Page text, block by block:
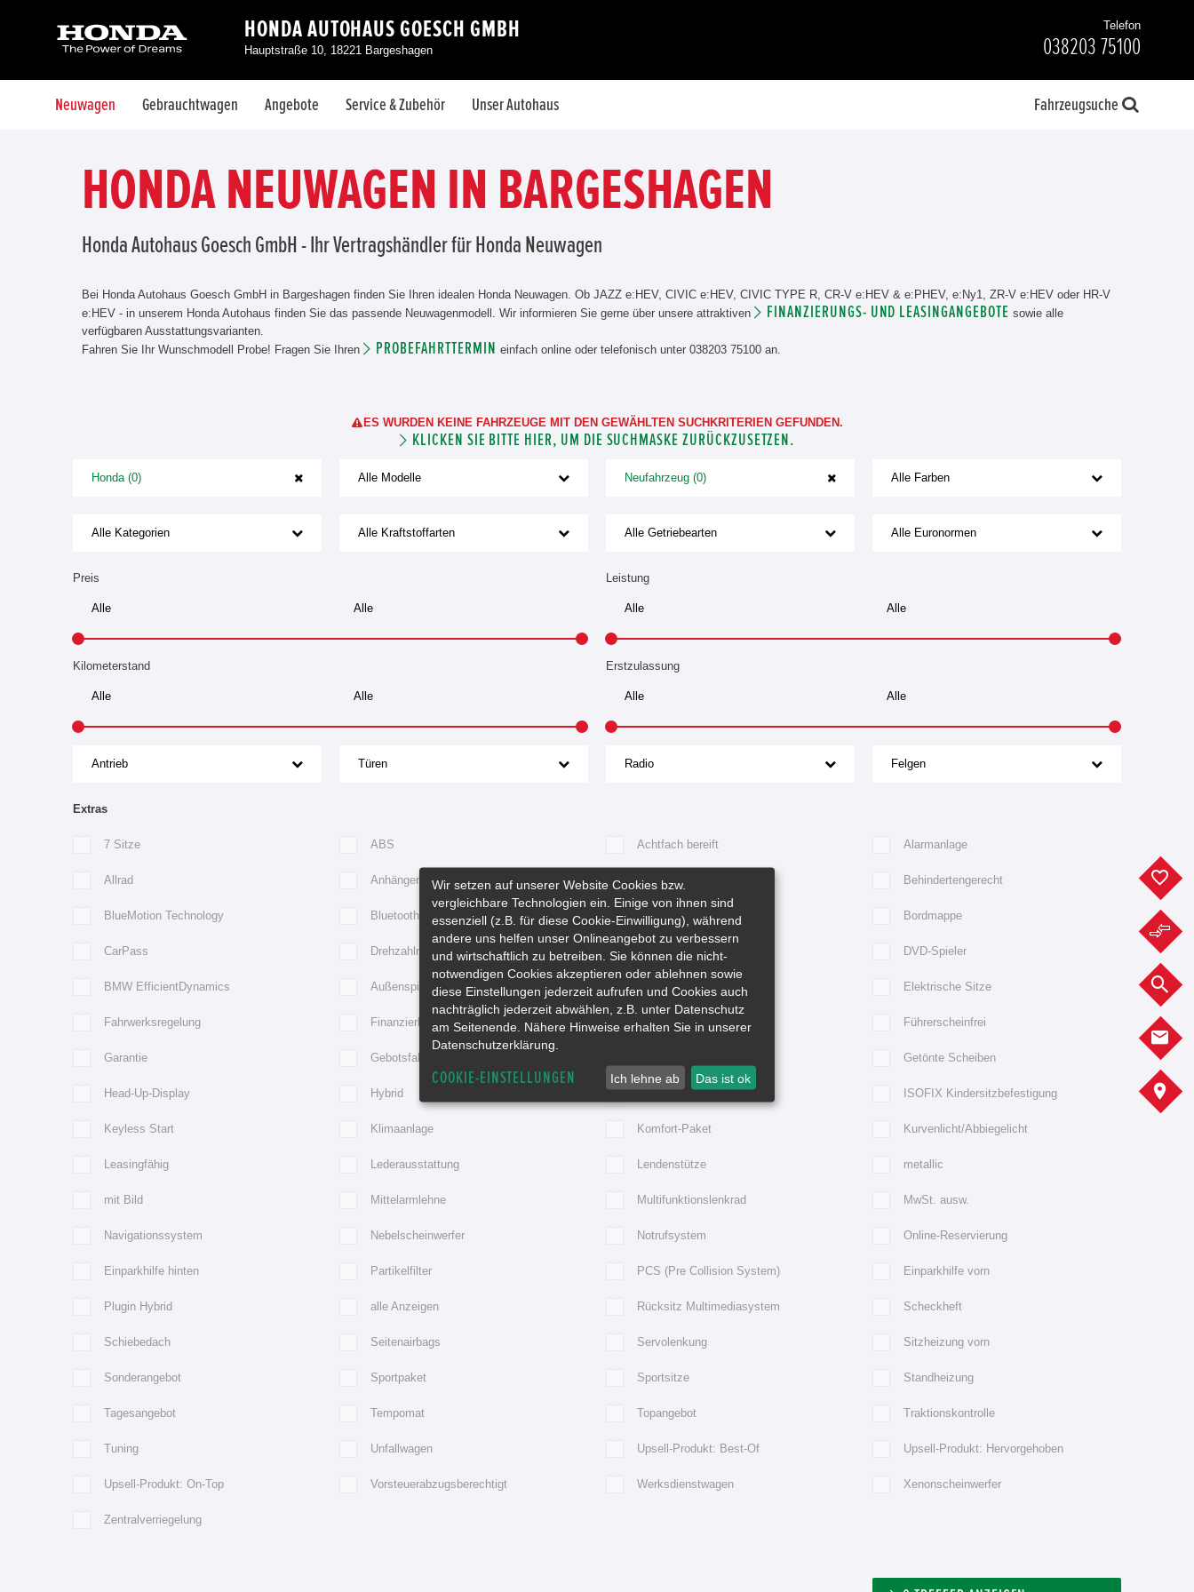
HONDA AUTOHAUS GOESCH GMBH
Hauptstraße 10, 18221 Bargeshagen
Telefon
038203 75100
Neuwagen Gebrauchtwagen Angebote Service & Zubehör Unser Autohaus Fahrzeugsuche
HONDA NEUWAGEN IN BARGESHAGEN
Honda Autohaus Goesch GmbH - Ihr Vertragshändler für Honda Neuwagen
Bei Honda Autohaus Goesch GmbH in Bargeshagen finden Sie Ihren idealen Honda Neuwagen. Ob JAZZ e:HEV, CIVIC e:HEV, CIVIC TYPE R, CR-V e:HEV & e:PHEV, e:Ny1, ZR-V e:HEV oder HR-V
e:HEV - in unserem Honda Autohaus finden Sie das passende Neuwagenmodell. Wir informieren Sie gerne über unsere attraktiven
FINANZIERUNGS- UND LEASINGANGEBOTE sowie alle
verfügbaren Ausstattungsvarianten.
Fahren Sie Ihr Wunschmodell Probe! Fragen Sie Ihren
PROBEFAHRTTERMIN einfach online oder telefonisch unter 038203 75100 an.
ES WURDEN KEINE FAHRZEUGE MIT DEN GEWÄHLTEN SUCHKRITERIEN GEFUNDEN.
KLICKEN SIE BITTE HIER, UM DIE SUCHMASKE ZURÜCKZUSETZEN.
Honda (0) Alle Modelle Neufahrzeug (0) Alle Farben
Alle Kategorien Alle Kraftstoffarten Alle Getriebearten Alle Euronormen
Preis Leistung
Kilometerstand Erstzulassung
Antrieb Türen Radio Felgen
Extras
7 Sitze ABS Achtfach bereift Alarmanlage
Allrad Anhängerkupplung Automatik Behindertengerecht
BlueMotion Technology Bluetooth Bordcomputer Bordmappe
CarPass Drehzahlmesser Durchladesystem DVD-Spieler
BMW EfficientDynamics Außenspiegel elektr. anklappbar Elektr. Fensterheber Elektrische Sitze
Fahrwerksregelung Finanzierbar Freisprecheinrichtung Führerscheinfrei
Garantie Gebotsfahrzeug Getönte Scheiben
Head-Up-Display Hybrid iPod Vorbereitung ISOFIX Kindersitzbefestigung
Keyless Start Klimaanlage Komfort-Paket Kurvenlicht/Abbiegelicht
Leasingfähig Lederausstattung Lendenstütze metallic
mit Bild Mittelarmlehne Multifunktionslenkrad MwSt. ausw.
Navigationssystem Nebelscheinwerfer Notrufsystem Online-Reservierung
Einparkhilfe hinten Partikelfilter PCS (Pre Collision System) Einparkhilfe vorn
Plugin Hybrid alle Anzeigen Rücksitz Multimediasystem Scheckheft
Schiebedach Seitenairbags Servolenkung Sitzheizung vorn
Sonderangebot Sportpaket Sportsitze Standheizung
Tagesangebot Tempomat Topangebot Traktionskontrolle
Tuning Unfallwagen Upsell-Produkt: Best-Of Upsell-Produkt: Hervorgehoben
Upsell-Produkt: On-Top Vorsteuerabzugsberechtigt Werksdienstwagen Xenonscheinwerfer
Zentralverriegelung
Wir setzen auf unserer Website Cookies bzw.
vergleichbare Technologien ein. Einige von ihnen sind
essenziell (z.B. für diese Cookie-Einwilligung), während
andere uns helfen unser Onlineangebot zu verbessern
und wirtschaftlich zu betreiben. Sie können die nicht-
notwendigen Cookies akzeptieren oder ablehnen sowie
diese Einstellungen jederzeit aufrufen und Cookies auch
nachträglich jederzeit abwählen, z.B. unter Datenschutz
am Seitenende. Nähere Hinweise erhalten Sie in unserer
Datenschutzerklärung.
COOKIE-EINSTELLUNGEN Ich lehne ab Das ist ok